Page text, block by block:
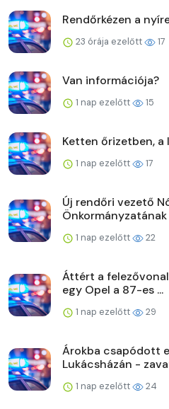
Rendőrkézen a
23 órája ezelőtt 17
Van információja?
1 nap ezelőtt 15
Ketten őrizetben,
1 nap ezelőtt 17
Új rendőri vezető
Önkormányzatának
1 nap ezelőtt 22
Áttért a
egy Opel a 87-es ...
1 nap ezelőtt 29
Árokba csapódott
Lukácsházán -
1 nap ezelőtt 24